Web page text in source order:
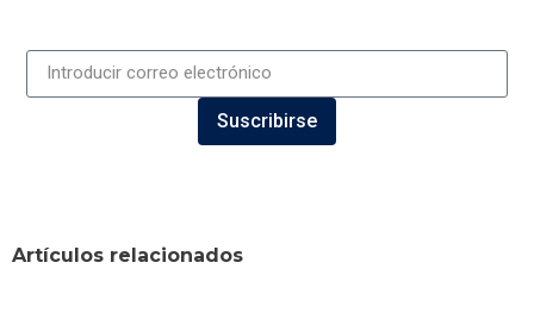
Suscribirse
Artículos relacionados